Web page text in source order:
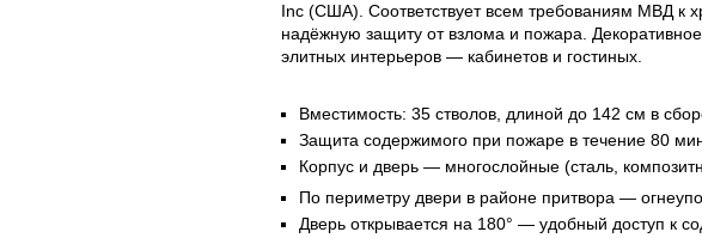
Inc (США). Соответствует всем требованиям МВД к
надёжную защиту от взлома и пожара.
элитных интерьеров — кабинетов и гостиных.
Вместимость: 35 стволов, длиной до 142 см в
Защита содержимого при пожаре в течение 80
Корпус и дверь — многослойные (сталь,
По периметру двери в районе притвора —
Дверь открывается на 180° — удобный доступ к